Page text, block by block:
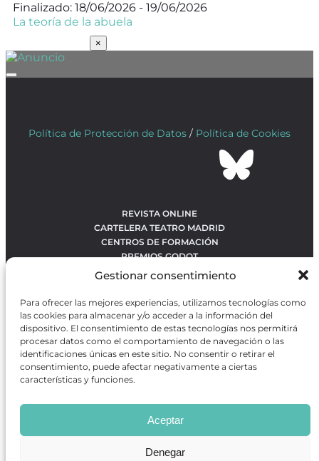
Gestionar consentimiento
Para ofrecer las mejores experiencias, utilizamos tecnologías como
las cookies para almacenar y/o acceder a la información del
dispositivo. El consentimiento de estas tecnologías nos permitirá
procesar datos como el comportamiento de navegación o las
identificaciones únicas en este sitio. No consentir o retirar el
consentimiento, puede afectar negativamente a ciertas
características y funciones.
Aceptar
Denegar
Finalizado: 18/06/2026 - 19/06/2026
La teoría de la abuela
×
Política de Protección de Datos / Política de Cookies
REVISTA ONLINE
CARTELERA TEATRO MADRID
CENTROS DE FORMACIÓN
PREMIOS GODOT
CONTACTO
OBRAS MÁS VOTADAS
RANKING MEJORES OBRAS
BÚSQUEDA AVANZADA DE OBRAS
Revista GODOTes una revista independiente especializada
en información sobre artes escénicas de Madrid, gratuita y
que se distribuye en espacios escénicos, además de otros
puntos de interés turístico y de ocio de la capital.